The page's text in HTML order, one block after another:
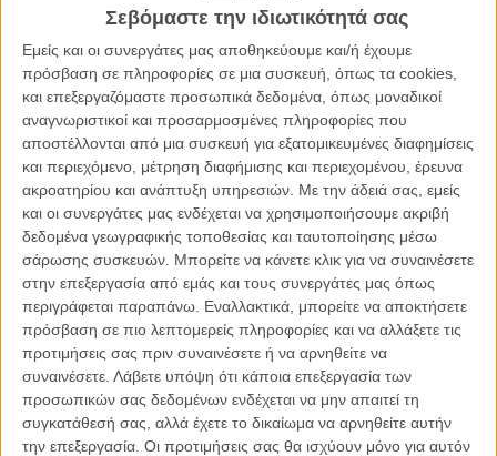
Σεβόμαστε την ιδιωτικότητά σας
Εμείς και οι συνεργάτες μας αποθηκεύουμε και/ή έχουμε
πρόσβαση σε πληροφορίες σε μια συσκευή, όπως τα cookies,
και επεξεργαζόμαστε προσωπικά δεδομένα, όπως μοναδικοί
αναγνωριστικοί και προσαρμοσμένες πληροφορίες που
αποστέλλονται από μια συσκευή για εξατομικευμένες διαφημίσεις
και περιεχόμενο, μέτρηση διαφήμισης και περιεχομένου, έρευνα
ακροατηρίου και ανάπτυξη υπηρεσιών. Με την άδειά σας, εμείς
και οι συνεργάτες μας ενδέχεται να χρησιμοποιήσουμε ακριβή
δεδομένα γεωγραφικής τοποθεσίας και ταυτοποίησης μέσω
σάρωσης συσκευών. Μπορείτε να κάνετε κλικ για να συναινέσετε
στην επεξεργασία από εμάς και τους συνεργάτες μας όπως
περιγράφεται παραπάνω. Εναλλακτικά, μπορείτε να αποκτήσετε
πρόσβαση σε πιο λεπτομερείς πληροφορίες και να αλλάξετε τις
προτιμήσεις σας πριν συναινέσετε ή να αρνηθείτε να
συναινέσετε. Λάβετε υπόψη ότι κάποια επεξεργασία των
προσωπικών σας δεδομένων ενδέχεται να μην απαιτεί τη
συγκατάθεσή σας, αλλά έχετε το δικαίωμα να αρνηθείτε αυτήν
την επεξεργασία. Οι προτιμήσεις σας θα ισχύουν μόνο για αυτόν
Κι όμως, όποιος έχει δει το προ δεκαετίας «Χάρισμα της Σεραφίν» -
την πιο διάσημη ταινία του ως σκηνοθέτη – με την εκπληκτική
ερμηνεία της Γιολάντ Μορό, ξέρει πως πίσω από τις σπουδαίες
γυναίκες που βρίσκονται στο κέντρο των ταινιών του κρύβεται
πάντα και το βλέμμα σε ένα κόσμο που φλερτάρει ελαφρά με το
παράδοξο μιας απόλυτα συμβατικής καθημερινότητας.
Αυτό συμβαίνει και στα «Μικρά Βήματα», καθώς ο Προβόστ κάνει
μια βόλτα σε ένα διαφορετικό κι όμως τόσο γνώριμο Παρίσι με
οδηγούς τις δύο πρωταγωνίστριές του και τη δική τους αναπάντεχη
διαδρομή προς τη συμφιλίωση.
Η ιστορία ξεκινάει με την Κλερ, η οποία εργάζεται ως μαία σε ένα
νοσοκομείο, το οποίο κλείνει για να δώσει τη θέση του σε ένα
υπερσύγχρονο κέντρο γεννήσεων που δεν απαιτεί πια από την ίδια
την προσωπική της επαφή με τη μέλλουσα μητέρα ή το ίδιο το
νεογνό. Η απόφαση για το μέλλον της καριέρας της είναι δύσκολη,
όπως και η συμφιλίωσή της με την απόφαση του γιού της να